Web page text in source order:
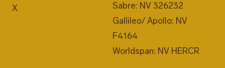
X
Sabre: NV 326232
Gallileo/ Apollo: NV
F4164
Worldspan: NV HERCR